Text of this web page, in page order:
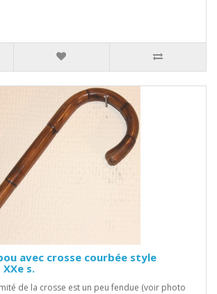
avec crosse courbée style
s.
de la crosse est un peu fendue (voir photo